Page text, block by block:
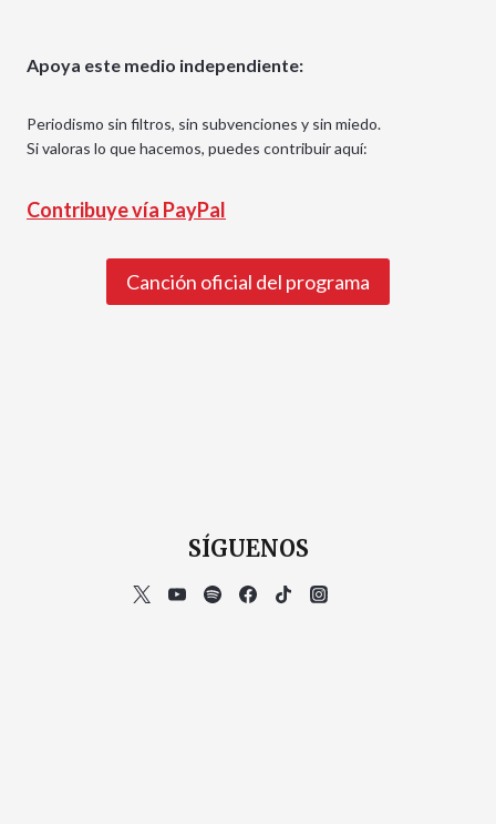
Apoya este medio independiente:
Periodismo sin filtros, sin subvenciones y sin miedo.
Si valoras lo que hacemos, puedes contribuir aquí:
Contribuye vía PayPal
Canción oficial del programa
SÍGUENOS